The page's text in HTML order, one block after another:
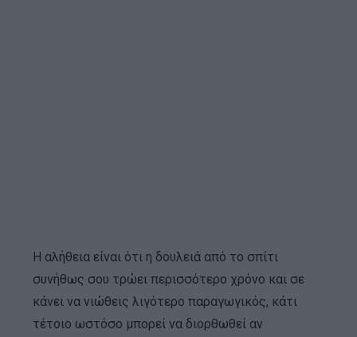
Η αλήθεια είναι ότι η δουλειά από το σπίτι
συνήθως σου τρώει περισσότερο χρόνο και σε
κάνει να νιώθεις λιγότερο παραγωγικός, κάτι
τέτοιο ωστόσο μπορεί να διορθωθεί αν